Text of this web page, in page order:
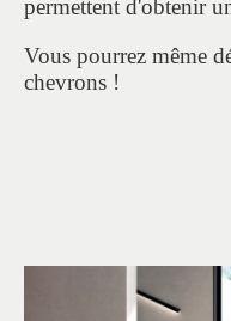
permettent d'obtenir
Vous pourrez même
chevrons !